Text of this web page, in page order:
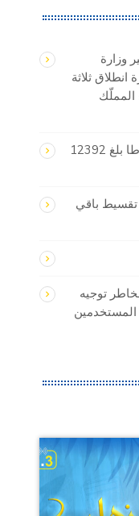
وزارة
ثلاثة
المملّك
وزير الفلاحة :المخزون التعديلي للبطاطا بلغ 12392
تقسيط باقي
توجيه
المستخدمين